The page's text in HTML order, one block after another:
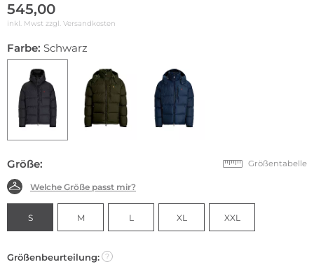
545,00
inkl. Mwst zzgl. Versandkosten
Farbe: Schwarz
Größe: Größentabelle
Welche Größe passt mir?
S M L XL XXL
Größenbeurteilung: ?